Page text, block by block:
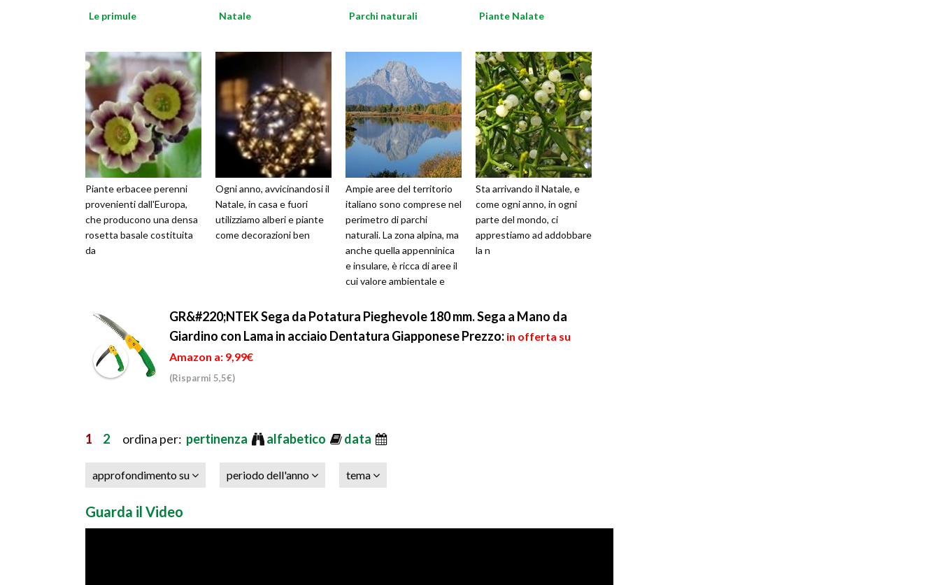
Le primule
Piante erbacee perenni
provenienti dall'Europa,
che producono una densa
rosetta basale costituita
da
Natale
Ogni anno, avvicinandosi il
Natale, in casa e fuori
utilizziamo alberi e piante
come decorazioni ben
Parchi naturali
Ampie aree del territorio
italiano sono comprese nel
perimetro di parchi
naturali. La zona alpina, ma
anche quella appenninica
e insulare, è ricca di aree il
cui valore ambientale e
Piante Nalate
Sta arrivando il Natale, e
come ogni anno, in ogni
parte del mondo, ci
apprestiamo ad addobbare
la n
GR&#220;NTEK Sega da Potatura Pieghevole 180 mm. Sega a Mano da
Giardino con Lama in acciaio Dentatura GiapponesePrezzo: in offerta su
Amazon a: 9,99€
(Risparmi 5,5€)
1 2 ordina per: pertinenza alfabetico data
approfondimento su periodo dell'anno tema
Guarda il Video